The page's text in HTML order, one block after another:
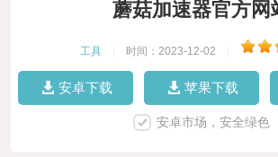
蘑菇加速器官方网
工具 时间：2023-12-02
安卓下载 苹果下载
安卓市场，安全绿色